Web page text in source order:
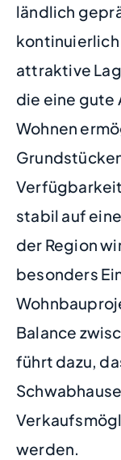
ländlich
attraktive
die eine gute
Wohnen
stabil auf
der Region
besonders
Balance
führt dazu,
werden.